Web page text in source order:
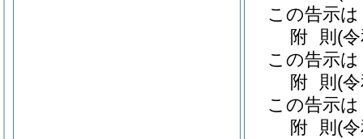
この告示
附 則 (
この告示
附 則 (
この告示
附 則 (